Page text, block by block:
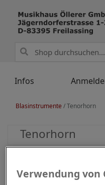
Infos
Blasinstrumente /Tenorhorn
Tenorhorn
Verwendung von